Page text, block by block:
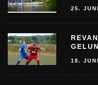
25.
18.